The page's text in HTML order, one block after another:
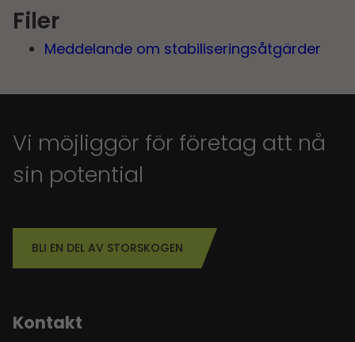
Filer
Meddelande om stabiliseringsåtgärder
Vi möjliggör för företag att nå
sin potential
BLI EN DEL AV STORSKOGEN
Kontakt